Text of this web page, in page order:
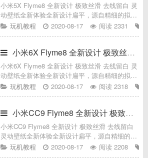
小米5X Flyme8 全新设计 极致丝滑 去线留白 灵
动壁纸全新体验全新设计扁平，源自精细的拟
物；大胆的色彩下，是若隐若现的光影；去形取
意，抹除棱角；碰触左右，不被形式左右;呼
玩机教程 2020-08-17 阅读 2331
小米6X Flyme8 全新设计 极致丝滑 去线留白
小米6X Flyme8 全新设计 极致丝滑 去线留白 灵
动壁纸全新体验全新设计扁平，源自精细的拟
物；大胆的色彩下，是若隐若现的光影；去形取
意，抹除棱角；碰触左右，不被形式左右;呼
玩机教程 2020-08-17 阅读 2318
小米CC9 Flyme8 全新设计 极致丝滑 去线留白
小米CC9 Flyme8 全新设计 极致丝滑 去线留白
灵动壁纸全新体验全新设计扁平，源自精细的拟
物；大胆的色彩下，是若隐若现的光影；去形取
意，抹除棱角；碰触左右，不被形式左右;呼
玩机教程 2020-08-17 阅读 2208